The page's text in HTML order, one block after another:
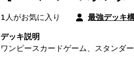
1人がお気に入り
最強デッキ
デッキ説明
ワンピースカードゲーム、スタンダ